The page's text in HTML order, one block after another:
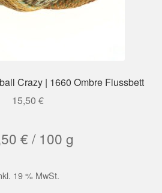
Crazy | 1660 Ombre Flussbett
15,50 €
€ / 100 g
19 % MwSt.